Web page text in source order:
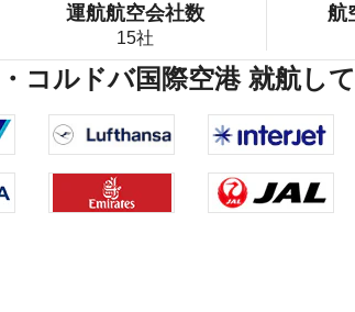
運航航空会社数
15社
航
コルドバ国際空港 就航し